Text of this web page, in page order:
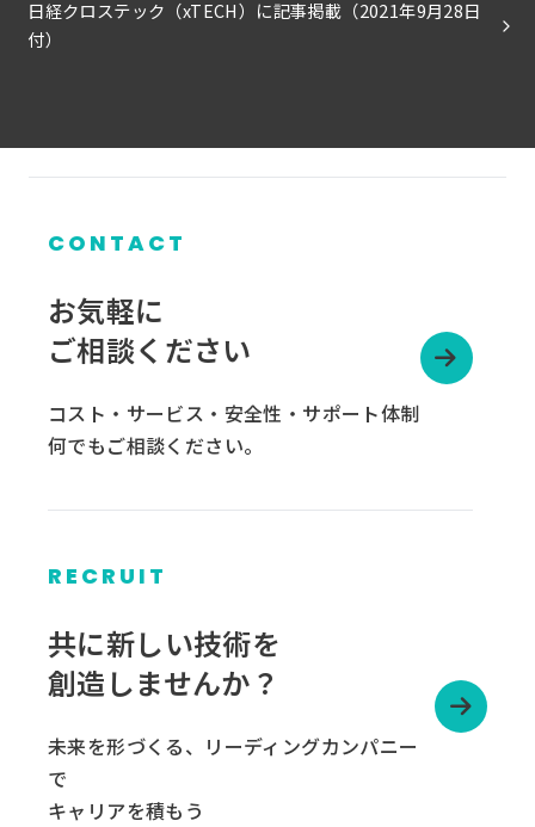
日経クロステック（xTECH）に記事掲載（2021年9月28日
付）
CONTACT
お気軽に
ご相談ください
コスト・サービス・安全性・サポート体制
何でもご相談ください。
RECRUIT
共に新しい技術を
創造しませんか？
未来を形づくる、リーディングカンパニー
で
キャリアを積もう
ル
ー
プ
ン
ク